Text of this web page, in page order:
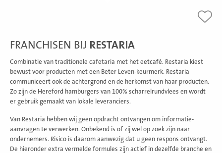
FRANCHISEN BIJ RESTARIA
Combinatie van traditionele cafetaria met het eetcafé. Restaria kiest
bewust voor producten met een Beter Leven-keurmerk. Restaria
communiceert ook de achtergrond en de herkomst van haar producten.
Zo zijn de Hereford hamburgers van 100% scharrelrundvlees en wordt
er gebruik gemaakt van lokale leveranciers.
Van Restaria hebben wij geen opdracht ontvangen om informatie-
aanvragen te verwerken. Onbekend is of zij wel op zoek zijn naar
ondernemers. Risico is daarom aanwezig dat u geen respons ontvangt.
De hieronder extra vermelde formules zijn actief in dezelfde branche en